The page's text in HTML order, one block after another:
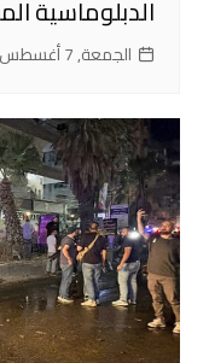
الدبلوماسية
الجمعة, 7 أغسطس 2026, 0:13